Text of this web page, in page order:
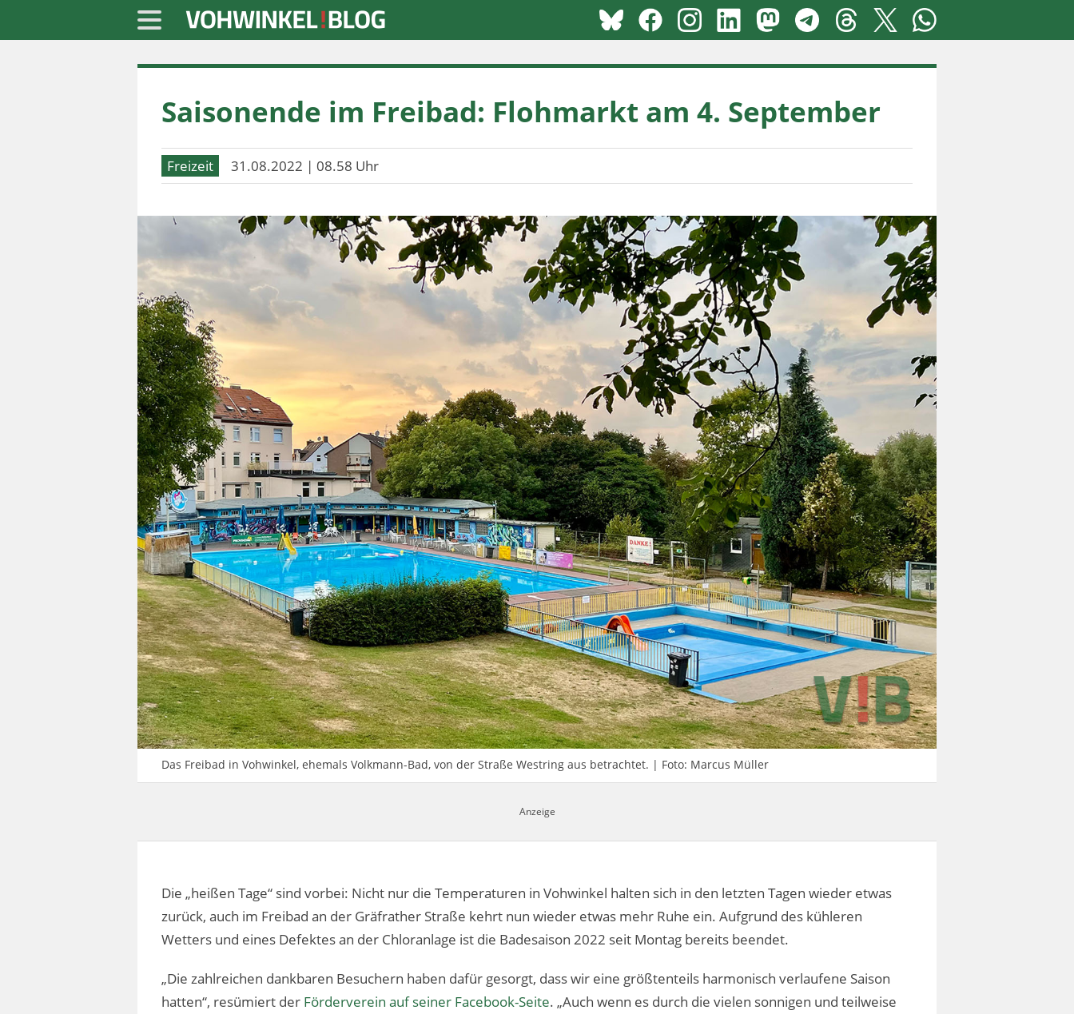
Startseite
» Blaulicht
» Notizen
» Wirtschaft
Werbung
Datenschutz
Impressum
Saisonende im Freibad: Flohmarkt am 4. September
Freizeit 31.08.2022 | 08.58 Uhr
Das Freibad in Vohwinkel, ehemals Volkmann-Bad, von der Straße Westring aus betrachtet. | Foto: Marcus Müller
Die „heißen Tage“ sind vorbei: Nicht nur die Temperaturen in Vohwinkel halten sich in den letzten Tagen wieder etwas
zurück, auch im Freibad an der Gräfrather Straße kehrt nun wieder etwas mehr Ruhe ein. Aufgrund des kühleren
Wetters und eines Defektes an der Chloranlage ist die Badesaison 2022 seit Montag bereits beendet.
„Die zahlreichen dankbaren Besuchern haben dafür gesorgt, dass wir eine größtenteils harmonisch verlaufene Saison
hatten“, resümiert der Förderverein auf seiner Facebook-Seite. „Auch wenn es durch die vielen sonnigen und teilweise